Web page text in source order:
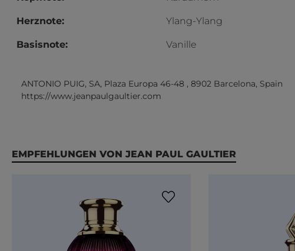
Herznote: Ylang-Ylang
Basisnote: Vanille
ANTONIO PUIG, SA, Plaza Europa 46-48 , 8902 Barcelona, Spain
https://www.jeanpaulgaultier.com
Produktgalerie überspringen
EMPFEHLUNGEN VON JEAN PAUL GAULTIER